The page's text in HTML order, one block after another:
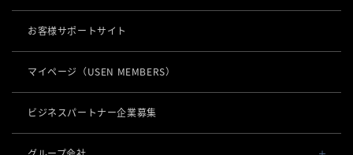
社長メッセージ
事業所一覧
店舗DX
USENセルフレジ
USENレジTAB STORE
オーダーシステム
USEN ハンディ
USEN Mobile Order
USEN Tablet Order
キャッシュレス決済
USEN PAY
USEN PAY
ロボティクス
KettyBot Pro（配膳）
お客様サポートサイト
マイページ （USEN MEMBERS）
ビジネスパートナー企業募集